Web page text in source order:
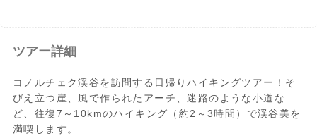
ツアー詳細
コノルチェク渓谷を訪問する日帰りハイキングツアー！そ
びえ立つ崖、風で作られたアーチ、迷路のような小道な
ど、往復7～10kmのハイキング（約2～3時間）で渓谷美を
満喫します。